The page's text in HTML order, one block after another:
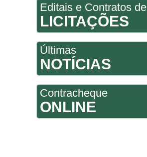
Editais e Contratos de
LICITAÇÕES
Últimas
NOTÍCIAS
Contracheque
ONLINE